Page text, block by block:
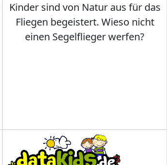
Kinder sind von Natur aus für das
Fliegen begeistert. Wieso nicht
einen Segelflieger werfen?